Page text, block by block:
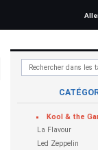
Kill the Young
King Bees
King Floyd
Kings Of Leon
Kool & the
La Flavour
Led Zeppelin